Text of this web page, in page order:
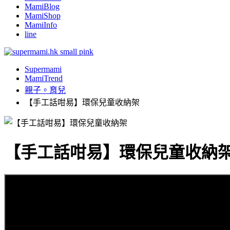
MamiBlog
MamiShop
MamiInfo
line
Supermami
MamiTrend
親子。育兒
【手工話咁易】環保兒童收納架
【手工話咁易】環保兒童收納